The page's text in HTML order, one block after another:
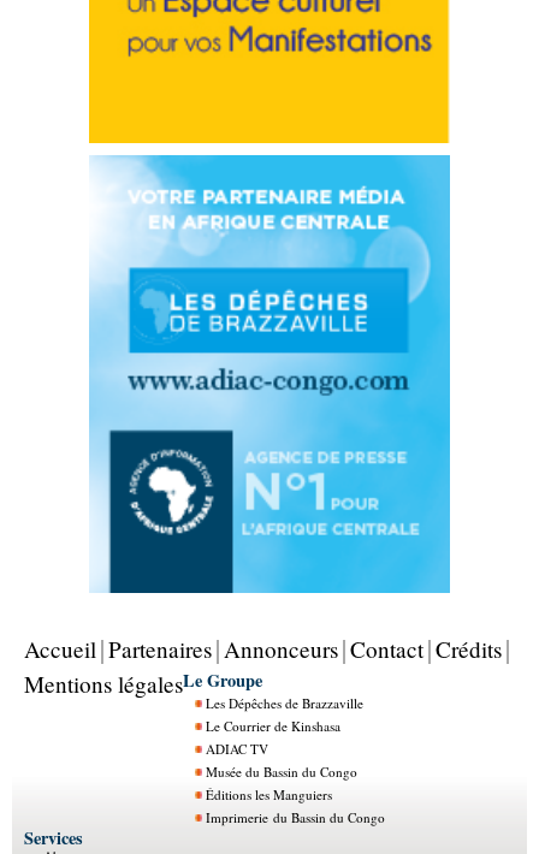
Accueil Partenaires Annonceurs Contact Crédits
Mentions légalesLe Groupe
Les Dépêches de Brazzaville
Le Courrier de Kinshasa
ADIAC TV
Musée du Bassin du Congo
Éditions les Manguiers
Imprimerie du Bassin du Congo
Services